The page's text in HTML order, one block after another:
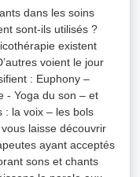
dans les soins
sont-ils utilisés ?
existent
voient le jour
: Euphony –
- Yoga du son – et
: la voix – les bols
laisse découvrir
ayant acceptés
sons et chants